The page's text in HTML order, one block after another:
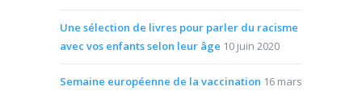
Une sélection de livres pour parler du racisme
avec vos enfants selon leur âge 10 juin 2020
Semaine européenne de la vaccination 16 mars